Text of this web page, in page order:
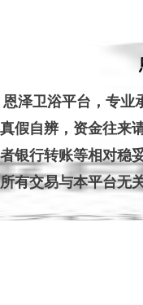
假自辨，资金往来
银行转账等相对稳
有交易与本平台无